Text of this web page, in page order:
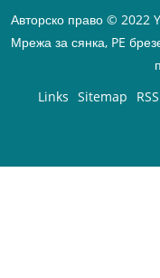
Авторско право © 2022
Мрежа за сянка, PE
Links Sitemap RSS